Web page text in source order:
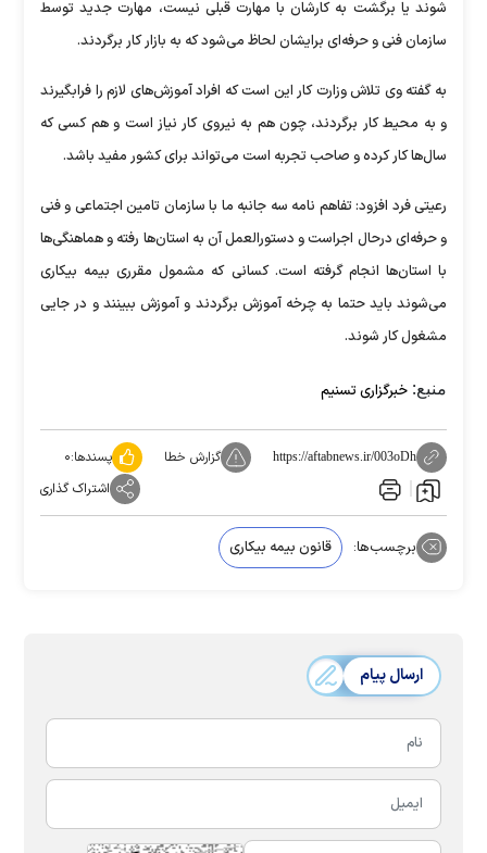
شوند یا برگشت به کارشان با مهارت قبلی نیست، مهارت جدید توسط
سازمان فنی و حرفه‌ای برایشان لحاظ می‌شود که به بازار کار برگردند.
به گفته وی تلاش وزارت کار این است که افراد آموزش‌های لازم را فرابگیرند
و به محیط کار برگردند، چون هم به نیروی کار نیاز است و هم کسی که
سال‌ها کار کرده و صاحب تجربه است می‌تواند برای کشور مفید باشد.
رعیتی فرد افزود: تفاهم نامه سه جانبه ما با سازمان تامین اجتماعی و فنی
و حرفه‌ای درحال اجراست و دستورالعمل آن به استان‌ها رفته و هماهنگی‌ها
با استان‌ها انجام گرفته است. کسانی که مشمول مقرری بیمه بیکاری
می‌شوند باید حتما به چرخه آموزش برگردند و آموزش ببینند و در جایی
مشغول کار شوند.
منبع: خبرگزاری تسنیم
https://aftabnews.ir/003oDh گزارش خطا پسندها:۰
اشتراک گذاری
برچسب‌ها: قانون بیمه بیکاری
ارسال پیام